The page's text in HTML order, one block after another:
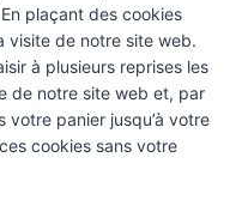
plaçant des cookies
visite de notre site web.
à plusieurs reprises les
de notre site web et, par
votre panier jusqu’à votre
cookies sans votre